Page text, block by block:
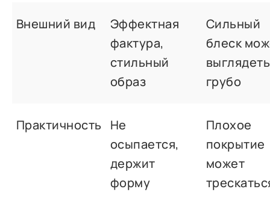
Внешний вид
Эффектная
фактура,
стильный
образ
Сильный
блеск
выглядеть
грубо
Практичность
Не
осыпается,
держит
форму
Плохое
покрытие
может